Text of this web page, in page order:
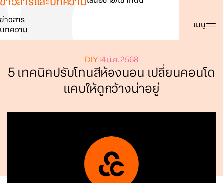
ค้นหา เมนู
ข่าวสาร
บทความ
DIY14 มี.ค. 2568
5 เทคนิคปรับโทนสีห้องนอน เปลี่ยนคอนโด
แคบให้ดูกว้างน่าอยู่